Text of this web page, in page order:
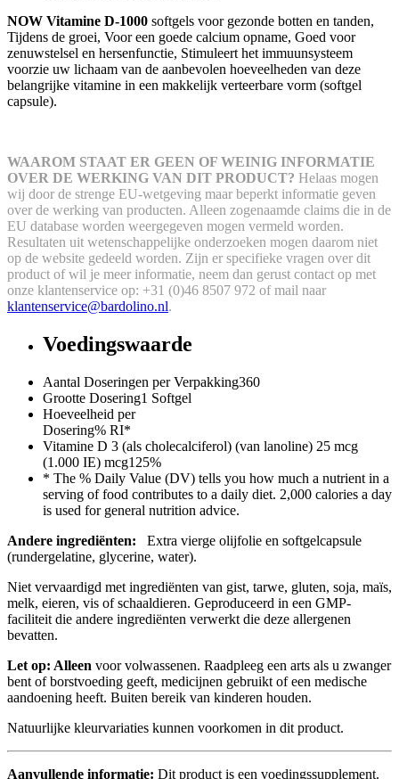
NOW Vitamine D-1000 softgels voor gezonde botten en tanden,
Tijdens de groei, Voor een goede calcium opname, Goed voor
zenuwstelsel en hersenfunctie, Stimuleert het immuunsysteem
voorzie uw lichaam van de aanbevolen hoeveelheden van deze
belangrijke vitamine in een makkelijk verteerbare vorm (softgel
capsule).
WAAROM STAAT ER GEEN OF WEINIG INFORMATIE
OVER DE WERKING VAN DIT PRODUCT? Helaas mogen
wij door de strenge EU-wetgeving maar beperkt informatie geven
over de werking van producten. Alleen zogenaamde claims die in de
EU database worden weergegeven mogen vermeld worden.
Resultaten uit wetenschappelijke onderzoeken mogen daarom niet
op de website gedeeld worden. Zijn er specifieke vragen over dit
product of wil je meer informatie, neem dan gerust contact op met
onze klantenservice op: +31 (0)46 8507 972 of mail naar
klantenservice@bardolino.nl.
Voedingswaarde
Aantal Doseringen per Verpakking360
Grootte Dosering1 Softgel
Hoeveelheid per
Dosering% RI*
Vitamine D 3 (als cholecalciferol) (van lanoline) 25 mcg
(1.000 IE) mcg125%
* The % Daily Value (DV) tells you how much a nutrient in a
serving of food contributes to a daily diet. 2,000 calories a day
is used for general nutrition advice.
Andere ingrediënten:
Extra vierge olijfolie en softgelcapsule
(rundergelatine, glycerine, water).
Niet vervaardigd met ingrediënten van gist, tarwe, gluten, soja, maïs,
melk, eieren, vis of schaaldieren. Geproduceerd in een GMP-
faciliteit die andere ingrediënten verwerkt die deze allergenen
bevatten.
Let op: Alleen voor volwassenen. Raadpleeg een arts als u zwanger
bent of borstvoeding geeft, medicijnen gebruikt of een medische
aandoening heeft. Buiten bereik van kinderen houden.
Natuurlijke kleurvariaties kunnen voorkomen in dit product.
Aanvullende informatie: Dit product is een voedingssupplement.